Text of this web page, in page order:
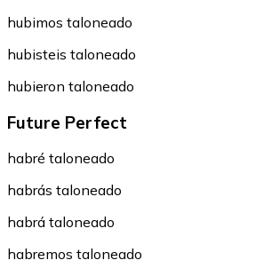
hubimos taloneado
hubisteis taloneado
hubieron taloneado
Future Perfect
habré taloneado
habrás taloneado
habrá taloneado
habremos taloneado